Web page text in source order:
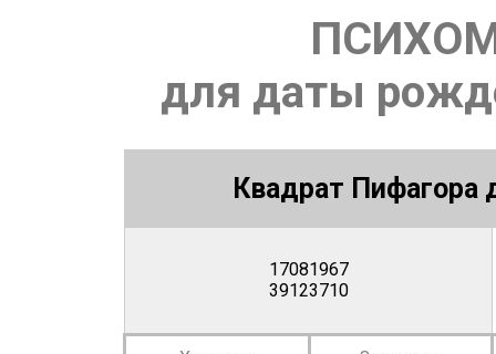
для даты
Квадрат Пифагора
17081967
39123710